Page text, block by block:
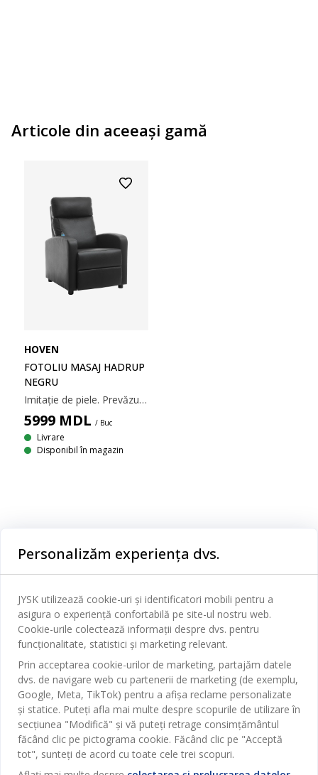
Articole din aceeaşi gamă
HOVEN
FOTOLIU MASAJ HADRUP
NEGRU
Imitație de piele. Prevăzut cu funcție de vibromasaj cu 2 setări pentru intensitate și 5 setări pentru tipul masajului. Cu mecanism de înclinare fără trepte și suport pentru picioare integrat. 75x73-101x92-160 cm
5999 MDL / Buc
Livrare
Disponibil în magazin
Baie
Birou
Sufragerie
Bucătărie
Depozitare
Perdele
Grădină
Contact Relații Clienți
Magazine și program
Broșură
Termeni si conditii vânzări online
Garantia prețului
Garanția Produselor
Politica de confidentialitate
JYSK
Despre JYSK
JYSK.com
Presă
Locuri de muncă
Newsletter
SEDIU CENTRAL
TAROL-DD S.R.L. str. Jubiliara, 41A mun. Chișinău, Republica
Moldova
JYSK BUSINESS TO BUSINESS
Vânzări și relații clienți persoane juridice
JYSK RELAȚII CLIENȚI
Contact Relații Clienți
Telefon: 022 022 030
E-mail: support@jysk.md
Urmărește Jysk
Personalizăm experiența dvs.
JYSK utilizează cookie-uri și identificatori mobili pentru a
asigura o experiență confortabilă pe site-ul nostru web.
Cookie-urile colectează informații despre dvs. pentru
funcționalitate, statistici și marketing relevant.
Prin acceptarea cookie-urilor de marketing, partajăm datele
dvs. de navigare web cu partenerii de marketing (de exemplu,
Google, Meta, TikTok) pentru a afișa reclame personalizate
și statice. Puteți afla mai multe despre scopurile de utilizare în
secțiunea "Modifică" și vă puteți retrage consimțământul
făcând clic pe pictograma cookie. Făcând clic pe "Acceptă
tot", sunteți de acord cu toate cele trei scopuri.